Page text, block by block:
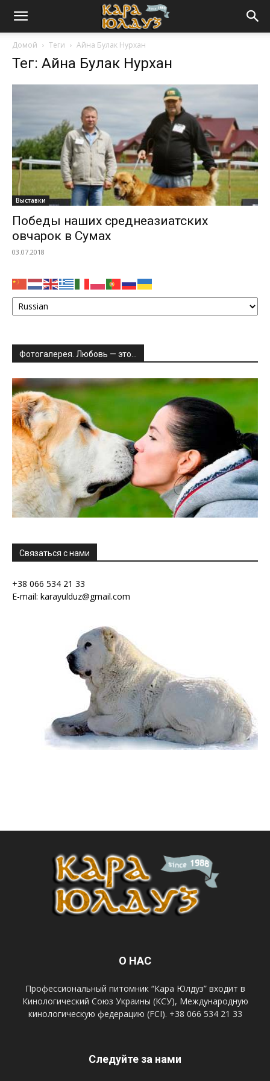
Домой Теги Айна Булак Нурхан
Тег: Айна Булак Нурхан
Выставки
Победы наших среднеазиатских
овчарок в Сумах
03.07.2018
Фотогалерея. Любовь — это…
Связаться с нами
+38 066 534 21 33
E-mail: karayulduz@gmail.com
О НАС
Профессиональный питомник “Кара Юлдуз” входит в
Кинологический Союз Украины (КСУ), Международную
кинологическую федерацию (FCI). +38 066 534 21 33
Следуйте за нами